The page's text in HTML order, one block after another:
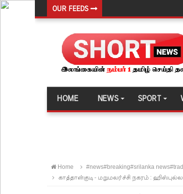
OUR FEEDS
சாகிப் அல் ஹசனின் வீட்டின் மீது
நெடுந்தீவு அருகே இந்திய மீன்பிடிக்
ஈட்டி எறிதலுக்கான உலக தரவரிசையில்
புத்தாக்க ஆராய்ச்சிகளுக்கு அரசின்
ஐ.எம்.எப். அடிமைகளாக மாறியதால்
HOME NEWS SPORT
Home
#news#breaking#srilanka
காத்தான்குடி - மறுமலர்ச்சி நகரம் :